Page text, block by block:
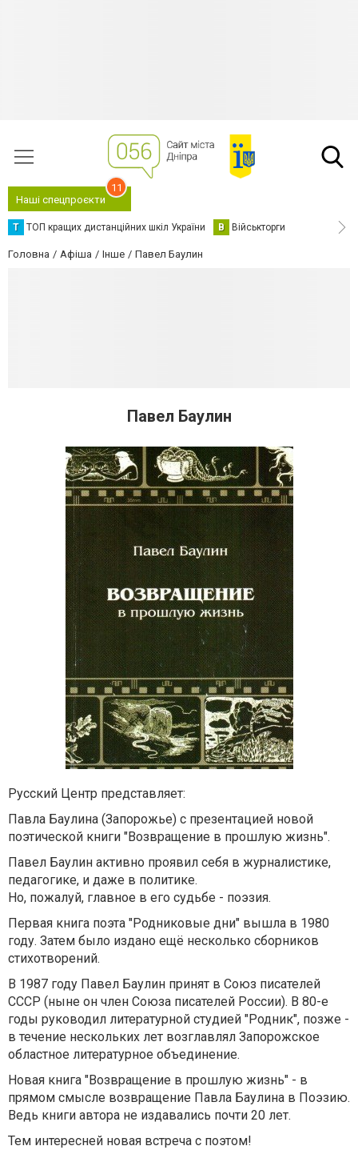
Наші спецпроєкти
11
Т ТОП кращих дистанційних шкіл України В Військторги
Головна Афіша Інше Павел Баулин
Павел Баулин
Русский Центр представляет:
Павла Баулина (Запорожье) с презентацией новой
поэтической книги "Возвращение в прошлую жизнь".
Павел Баулин активно проявил себя в журналистике,
педагогике, и даже в политике.
Но, пожалуй, главное в его судьбе - поэзия.
Первая книга поэта "Родниковые дни" вышла в 1980
году. Затем было издано ещё несколько сборников
стихотворений.
В 1987 году Павел Баулин принят в Союз писателей
СССР (ныне он член Союза писателей России). В 80-е
годы руководил литературной студией "Родник", позже -
в течение нескольких лет возглавлял Запорожское
областное литературное объединение.
Новая книга "Возвращение в прошлую жизнь" - в
прямом смысле возвращение Павла Баулина в Поэзию.
Ведь книги автора не издавались почти 20 лет.
Тем интересней новая встреча с поэтом!